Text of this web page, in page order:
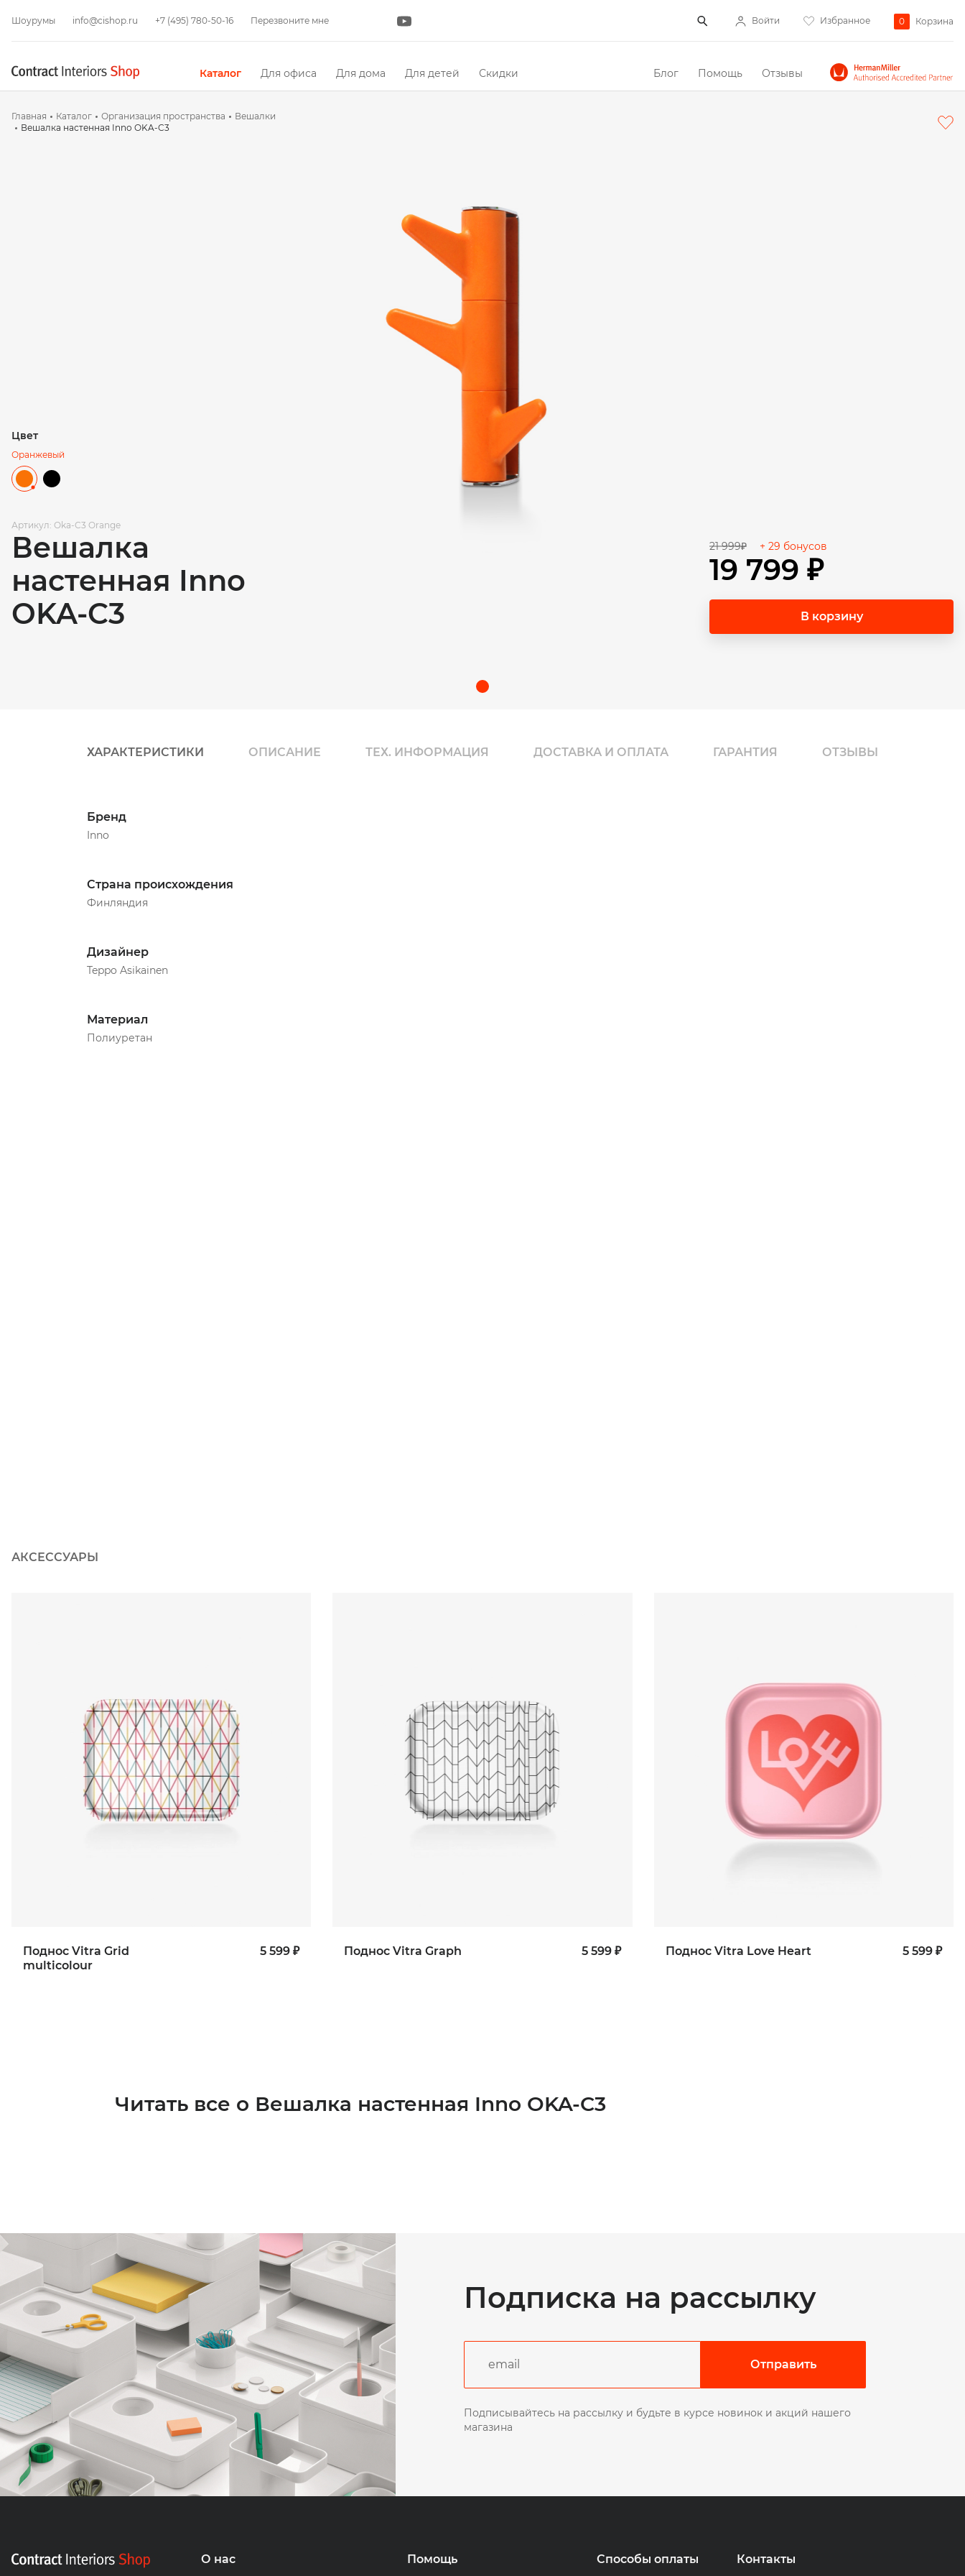
Шоурумы info@cishop.ru +7 (495) 780-50-16 Перезвоните мне Войти Избранное 0 Корзина
Каталог Для офиса Для дома Для детей Скидки Блог Помощь Отзывы
Главная Каталог Организация пространства
Вешалки
Вешалка настенная Inno OKA-C3
Цвет
Оранжевый
Артикул: Oka-C3 Orange
Вешалка
настенная Inno
OKA-C3
21 999₽ + 29 бонусов
19 799 ₽
В корзину
ХАРАКТЕРИСТИКИ ОПИСАНИЕ ТЕХ. ИНФОРМАЦИЯ ДОСТАВКА И ОПЛАТА ГАРАНТИЯ ОТЗЫВЫ
Бренд
Inno
Страна происхождения
Финляндия
Дизайнер
Teppo Asikainen
Материал
Полиуретан
АКСЕССУАРЫ
Поднос Vitra Grid
multicolour
5 599 ₽ Поднос Vitra Graph 5 599 ₽ Поднос Vitra Love Heart 5 599 ₽
Читать все о Вешалка настенная Inno OKA-C3
Подписка на рассылку
Отправить
Подписывайтесь на рассылку и будьте в курсе новинок и акций нашего
магазина
О нас Помощь Способы оплаты Контакты